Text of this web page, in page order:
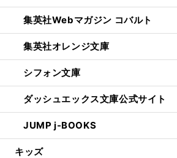
集英社Webマガジン コバルト
集英社オレンジ文庫
シフォン文庫
ダッシュエックス文庫公式サイト
JUMP j-BOOKS
キッズ